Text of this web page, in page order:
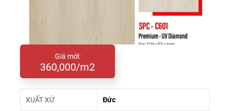
Giá mới:
360,000/m2
XUẤT XỨ Đức